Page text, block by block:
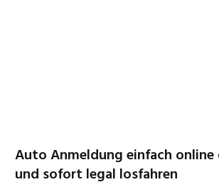
Auto Anmeldung einfach
und sofort legal losfahren